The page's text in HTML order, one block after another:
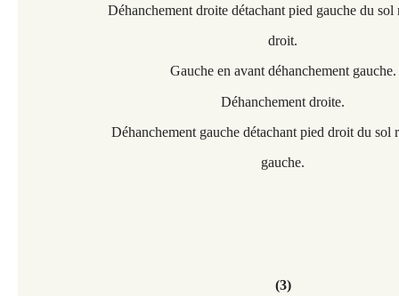
Déhanchement droite détachant pied gauche du sol
droit.
Gauche en avant déhanchement gauche.
Déhanchement droite.
Déhanchement gauche détachant pied droit du sol
gauche.
(3)